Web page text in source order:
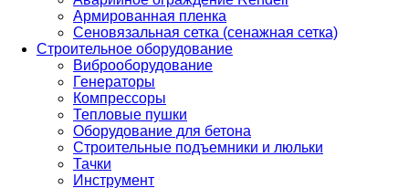
Армированная пленка
Сеновязальная сетка (сенажная сетка)
Строительное оборудование
Виброоборудование
Генераторы
Компрессоры
Тепловые пушки
Оборудование для бетона
Строительные подъемники и люльки
Тачки
Инструмент